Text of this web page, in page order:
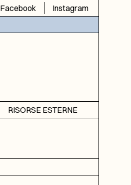
Facebook
Instagram
RISORSE ESTERNE
DGA
ICAR